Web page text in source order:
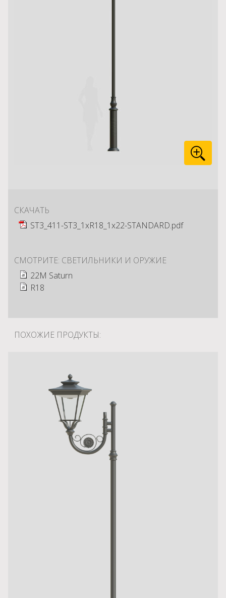
СКАЧАТЬ
ST3_411-ST3_1xR18_1x22-STANDARD.pdf
СМОТРИТЕ: СВЕТИЛЬНИКИ И ОРУЖИЕ
22M Saturn
R18
ПОХОЖИЕ ПРОДУКТЫ: